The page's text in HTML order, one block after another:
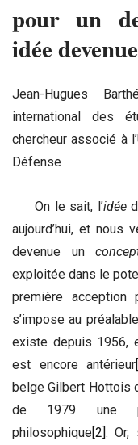
pour un
idée
Jean-Hugues
international des
chercheur associé à
Défense
On le sait, l’idée
aujourd’hui, et nous
devenue un
exploitée dans le
première acception
s’impose au
existe depuis 1956,
est encore antérieur
belge Gilbert Hottois
de 1979 une
philosophique[2]. Or,